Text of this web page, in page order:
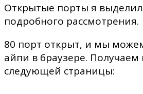
Открытые порты я выделил
подробного рассмотрения.
80 порт открыт, и мы
айпи в браузере. Получаем
следующей страницы: